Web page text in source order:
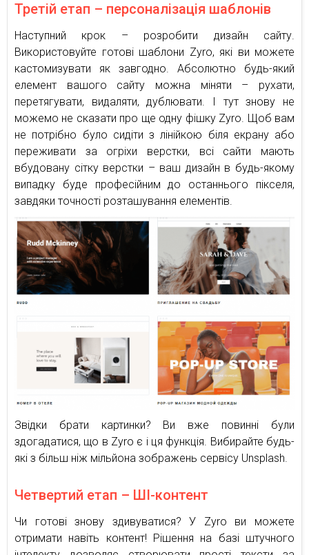
Третій етап – персоналізація шаблонів
Наступний крок – розробити дизайн сайту.
Використовуйте готові шаблони Zyro, які ви можете
кастомизувати як завгодно. Абсолютно будь-який
елемент вашого сайту можна міняти – рухати,
перетягувати, видаляти, дублювати. І тут знову не
можемо не сказати про ще одну фішку Zyro. Щоб вам
не потрібно було сидіти з лінійкою біля екрану або
переживати за огріхи верстки, всі сайти мають
вбудовану сітку верстки – ваш дизайн в будь-якому
випадку буде професійним до останнього пікселя,
завдяки точності розташування елементів.
Звідки брати картинки? Ви вже повинні були
здогадатися, що в Zyro є і ця функція. Вибирайте будь-
які з більш ніж мільйона зображень сервісу Unsplash.
Четвертий етап – ШІ-контент
Чи готові знову здивуватися? У Zyro ви можете
отримати навіть контент! Рішення на базі штучного